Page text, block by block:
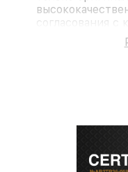
согласования с
На все работы и
предоставляется
современное